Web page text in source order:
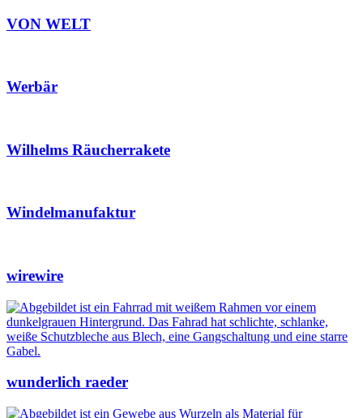
VON WELT
Werbär
Wilhelms Räucherrakete
Windelmanufaktur
wirewire
wunderlich raeder